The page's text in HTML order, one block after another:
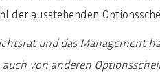
der ausstehenden
und das Management
auch von anderen